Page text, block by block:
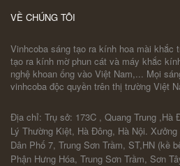
VỀ CHÚNG TÔI
Vinhcoba sáng tạo ra kính hoa mài khắc
tạo ra kính mờ phun cát và máy khắc
nghệ khoan ống vào Việt Nam,... Mọi
vinhcoba độc quyền trên thị trường Việt
Địa chỉ: Trụ sở: 173C , Quang Trung ,Hà
Lý Thường Kiệt, Hà Đông, Hà Nội.
Dân Phố 7, Trung Sơn Trầm, ST,HN (kề
Phận Hưng Hóa, Trung Sơn Trầm, Sơn